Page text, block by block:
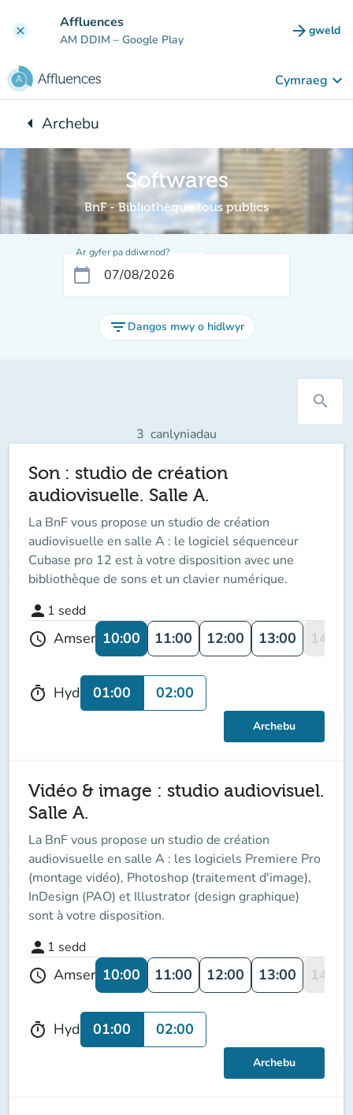
clear Affluences
AM DDIM – Google Play arrow_forward gweld
(tab
Cymraeg keyboard_arrow_down
arrow_leftYn ôl i:
Archebu
Softwares
BnF - Bibliothèque tous publics
Ar gyfer pa ddiwrnod?
calendar_today
filter_list Dangos mwy o hidlwyr
search
3 canlyniadau
Son : studio de création
audiovisuelle. Salle A.
La BnF vous propose un studio de création
audiovisuelle en salle A : le logiciel séquenceur
Cubase pro 12 est à votre disposition avec une
bibliothèque de sons et un clavier numérique.
person 1 sedd
schedule Amser 10:00 11:00 12:00 13:00 14:00
timer Hyd 01:00 02:00
Archebu
Vidéo & image : studio audiovisuel.
Salle A.
La BnF vous propose un studio de création
audiovisuelle en salle A : les logiciels Premiere Pro
(montage vidéo), Photoshop (traitement d'image),
InDesign (PAO) et Illustrator (design graphique)
sont à votre disposition.
person 1 sedd
schedule Amser 10:00 11:00 12:00 13:00 14:00
timer Hyd 01:00 02:00
Archebu